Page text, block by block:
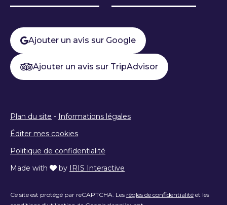
Ajouter un avis sur Google
Ajouter un avis sur TripAdvisor
Plan du site - Informations légales
Éditer mes cookies
Politique de confidentialité
Made with
by IRIS Interactive
Ce site est protégé par reCAPTCHA. Les règles de confidentialité et les